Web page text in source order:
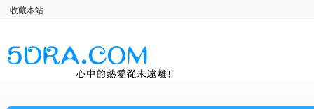
收藏本站